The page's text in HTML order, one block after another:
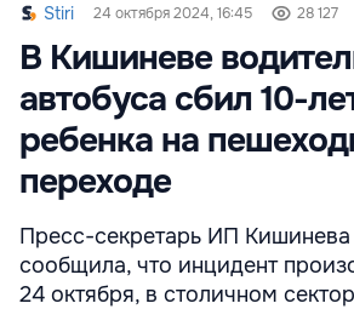
Stiri 24 октября 2024, 16:45 28 127
В Кишиневе
автобуса сбил 10-
ребенка на
переходе
Пресс-секретарь ИП Кишинева
сообщила, что инцидент
24 октября, в столичном